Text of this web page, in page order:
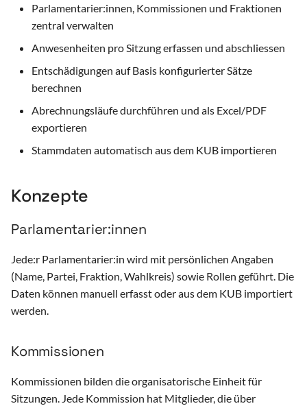
r
t
E-Mail Newsletter
Benutzerverwaltung
Kundenlogin (Password Less)
Service Ticketing
Chat
Chatbot (RAG) (BETA)
Schnittstelle GEVER
Ratsinformationssystem (RIS)
Digitale Siegel
Analytics
Open Government Data (ODG)
Parlamentarier:innen, Kommissionen und Fraktionen
zentral verwalten
Anwesenheiten pro Sitzung erfassen und abschliessen
Entschädigungen auf Basis konfigurierter Sätze
berechnen
Abrechnungsläufe durchführen und als Excel/PDF
exportieren
Stammdaten automatisch aus dem KUB importieren
Konzepte
Parlamentarier:innen
Jede:r Parlamentarier:in wird mit persönlichen Angaben
(Name, Partei, Fraktion, Wahlkreis) sowie Rollen geführt. Die
Daten können manuell erfasst oder aus dem KUB importiert
werden.
Kommissionen
Kommissionen bilden die organisatorische Einheit für
Sitzungen. Jede Kommission hat Mitglieder, die über